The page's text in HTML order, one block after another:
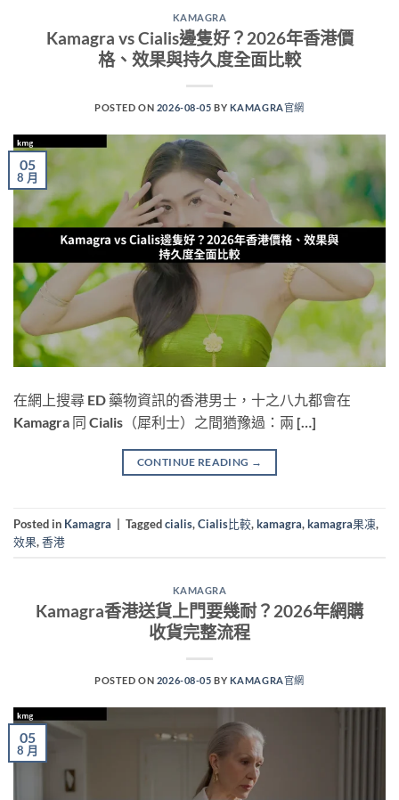
KAMAGRA
Kamagra vs Cialis邊隻好？2026年香港價
格、效果與持久度全面比較
POSTED ON 2026-08-05 BY KAMAGRA官網
05
8 月
在網上搜尋 ED 藥物資訊的香港男士，十之八九都會在
Kamagra 同 Cialis（犀利士）之間猶豫過：兩 […]
CONTINUE READING →
Posted in Kamagra Taggedcialis,Cialis比較,kamagra,kamagra果凍,
效果,香港
KAMAGRA
Kamagra香港送貨上門要幾耐？2026年網購
收貨完整流程
POSTED ON 2026-08-05 BY KAMAGRA官網
05
8 月